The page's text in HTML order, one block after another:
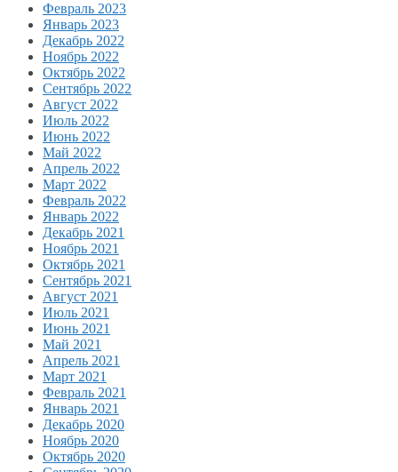
Февраль 2023
Январь 2023
Декабрь 2022
Ноябрь 2022
Октябрь 2022
Сентябрь 2022
Август 2022
Июль 2022
Июнь 2022
Май 2022
Апрель 2022
Март 2022
Февраль 2022
Январь 2022
Декабрь 2021
Ноябрь 2021
Октябрь 2021
Сентябрь 2021
Август 2021
Июль 2021
Июнь 2021
Май 2021
Апрель 2021
Март 2021
Февраль 2021
Январь 2021
Декабрь 2020
Ноябрь 2020
Октябрь 2020